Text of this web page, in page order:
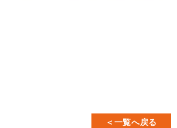
＜一覧へ戻る